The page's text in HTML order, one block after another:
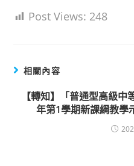
Post Views: 248
相關內容
【轉知】「普通型高級
年第1學期新課綱教學